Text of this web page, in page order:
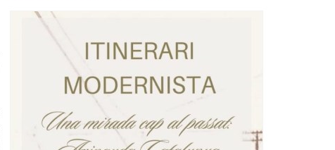
Retiment de Comptes
Accés a Informació Pública
Dades Obertes
Entitats
Equipaments
Mercats Municipals